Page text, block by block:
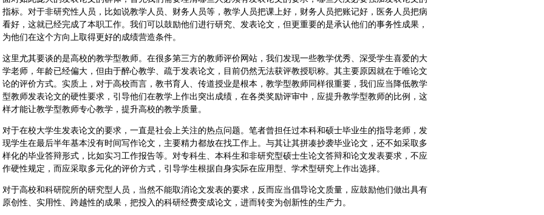
指标。对于非研究性人员，比如说教学人员、财务人员等，教学人员把课上好，财务人员把账记好，医务人员把病
看好，这就已经完成了本职工作。我们可以鼓励他们进行研究、发表论文，但更重要的是承认他们的事务性成果，
为他们在这个方向上取得更好的成绩营造条件。
这里尤其要谈的是高校的教学型教师。在很多第三方的教师评价网站，我们发现一些教学优秀、深受学生喜爱的大
学老师，年龄已经偏大，但由于醉心教学、疏于发表论文，目前仍然无法获评教授职称。其主要原因就在于唯论文
论的评价方式。实质上，对于高校而言，教书育人、传道授业是根本，教学型教师同样很重要，我们应当降低教学
型教师发表论文的硬性要求，引导他们在教学上作出突出成绩，在各类奖励评审中，应提升教学型教师的比例，这
样才能让教学型教师专心教学，提升高校的教学质量。
对于在校大学生发表论文的要求，一直是社会上关注的热点问题。笔者曾担任过本科和硕士毕业生的指导老师，发
现学生在最后半年基本没有时间写作论文，主要精力都放在找工作上。与其让其拼凑抄袭毕业论文，还不如采取多
样化的毕业答辩形式，比如实习工作报告等。对专科生、本科生和非研究型硕士生论文答辩和论文发表要求，不应
作硬性规定，而应采取多元化的评价方式，引导学生根据自身实际在应用型、学术型研究上作出选择。
对于高校和科研院所的研究型人员，当然不能取消论文发表的要求，反而应当倡导论文质量，应鼓励他们做出具有
原创性、实用性、跨越性的成果，把投入的科研经费变成论文，进而转变为创新性的生产力。